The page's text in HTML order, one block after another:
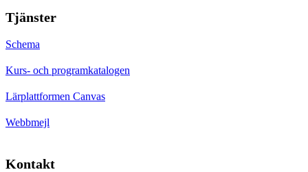
Tjänster
Schema
Kurs- och programkatalogen
Lärplattformen Canvas
Webbmejl
Kontakt